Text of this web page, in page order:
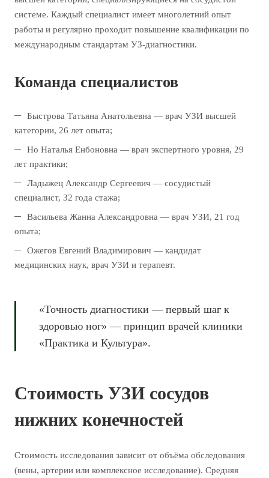
системе. Каждый специалист имеет многолетний опыт
работы и регулярно проходит повышение квалификации по
международным стандартам УЗ-диагностики.
Команда специалистов
Быстрова Татьяна Анатольевна — врач УЗИ высшей
категории, 26 лет опыта;
Но Наталья Енбоновна — врач экспертного уровня, 29
лет практики;
Ладыжец Александр Сергеевич — сосудистый
специалист, 32 года стажа;
Васильева Жанна Александровна — врач УЗИ, 21 год
опыта;
Ожегов Евгений Владимирович — кандидат
медицинских наук, врач УЗИ и терапевт.
«Точность диагностики — первый шаг к
здоровью ног» — принцип врачей клиники
«Практика и Культура».
Стоимость УЗИ сосудов
нижних конечностей
Стоимость исследования зависит от объёма обследования
(вены, артерии или комплексное исследование). Средняя